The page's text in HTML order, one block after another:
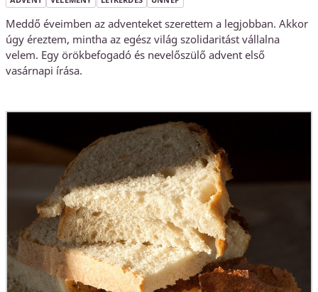
Meddő éveimben az adventeket szerettem a legjobban. Akkor
úgy éreztem, mintha az egész világ szolidaritást vállalna
velem. Egy örökbefogadó és nevelőszülő advent első
vasárnapi írása.